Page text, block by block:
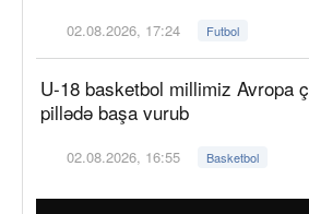
02.08.2026, 17:24 Futbol
U-18 basketbol millimiz Avropa
pillədə başa vurub
02.08.2026, 16:55 Basketbol